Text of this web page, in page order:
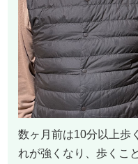
数ヶ月前は10分以上歩
れが強くなり、歩くこ